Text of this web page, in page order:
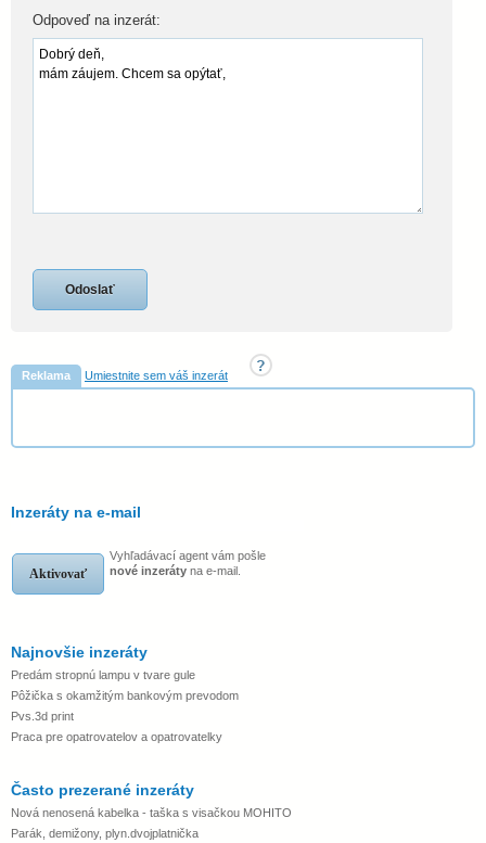
Odpoveď na inzerát:
Reklama Umiestnite sem váš inzerát
Inzeráty na e-mail
Aktivovať
Vyhľadávací agent vám pošle
nové inzeráty na e-mail.
Najnovšie inzeráty
Predám stropnú lampu v tvare gule
Pôžička s okamžitým bankovým prevodom
Pvs.3d print
Praca pre opatrovatelov a opatrovatelky
Často prezerané inzeráty
Nová nenosená kabelka - taška s visačkou MOHITO
Parák, demižony, plyn.dvojplatnička